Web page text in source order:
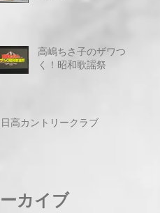
高嶋ちさ子のザワつ
く！昭和歌謡祭
日高カントリークラブ
カイブ